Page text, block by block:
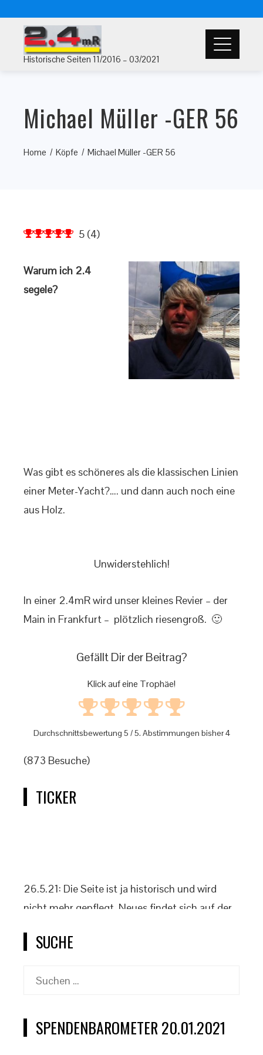
Historische Seiten 11/2016 – 03/2021
Michael Müller -GER 56
Home Köpfe Michael Müller -GER 56
5 (4)
Warum ich 2.4
segele?
Was gibt es schöneres als die klassischen Linien
einer Meter-Yacht?…. und dann auch noch eine
aus Holz.
Unwiderstehlich!
In einer 2.4mR wird unser kleines Revier – der
Main in Frankfurt – plötzlich riesengroß. 🙂
Gefällt Dir der Beitrag?
Klick auf eine Trophäe!
Durchschnittsbewertung 5 / 5. Abstimmungen bisher4
(873 Besuche)
TICKER
26.5.21: Die Seite ist ja historisch und wird
nicht mehr gepflegt. Neues findet sich auf der
SUCHE
Suchen
SPENDENBAROMETER 20.01.2021